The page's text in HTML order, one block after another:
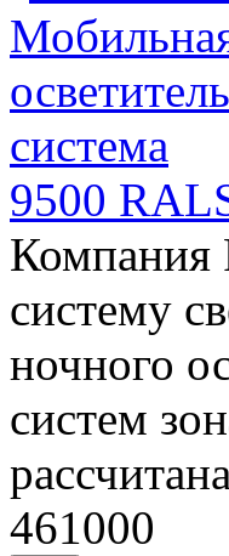
9500
Компания
систему
ночного
систем
461000